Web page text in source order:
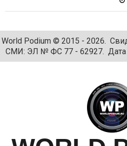
World Podium © 2015 - 2026.
СМИ: ЭЛ № ФС 77 - 62927. Дата